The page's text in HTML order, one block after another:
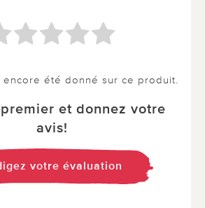
encore été donné sur ce produit.
et donnez votre
avis!
votre évaluation